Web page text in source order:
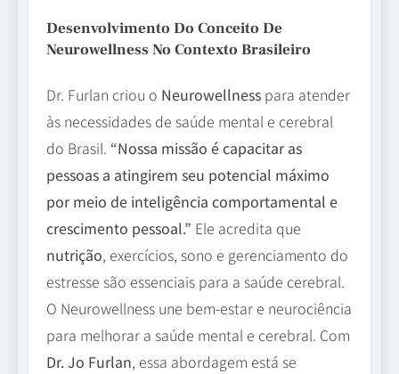
Desenvolvimento Do Conceito De
Neurowellness No Contexto Brasileiro
Dr. Furlan criou o Neurowellness para atender
às necessidades de saúde mental e cerebral
do Brasil. “Nossa missão é capacitar as
pessoas a atingirem seu potencial máximo
por meio de inteligência comportamental e
crescimento pessoal.” Ele acredita que
nutrição, exercícios, sono e gerenciamento do
estresse são essenciais para a saúde cerebral.
O Neurowellness une bem-estar e neurociência
para melhorar a saúde mental e cerebral. Com
Dr. Jo Furlan, essa abordagem está se